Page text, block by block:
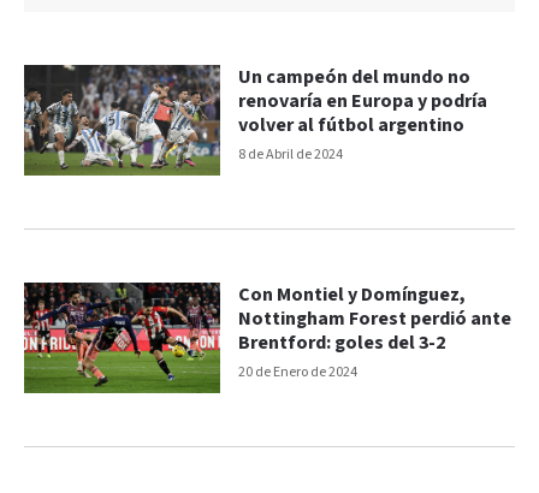
8 de Abril de 2024
Un campeón del mundo no
renovaría en Europa y podría
volver al fútbol argentino
20 de Enero de 2024
Con Montiel y Domínguez,
Nottingham Forest perdió ante
Brentford: goles del 3-2